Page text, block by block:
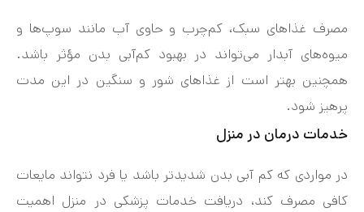
مصرف غذاهای سبک، کم‌چرب و حاوی آب مانند سوپ‌ها و
میوه‌های آبدار می‌تواند در بهبود کم‌آبی بدن مؤثر باشد.
همچنین بهتر است از غذاهای شور و سنگین در این مدت
پرهیز شود.
خدمات درمان در منزل
در مواردی که کم‌ آبی بدن شدیدتر باشد یا فرد نتواند مایعات
کافی مصرف کند، دریافت خدمات پزشکی در منزل اهمیت